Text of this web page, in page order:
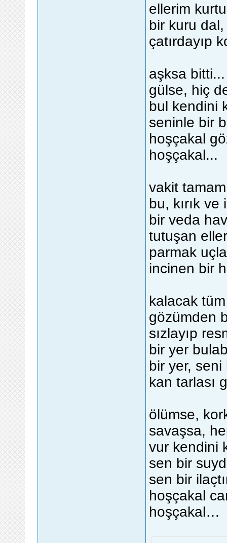
ellerim
bir kuru
çatırdayıp
aşksa bitti...
gülse, hiç
bul kendini
seninle bir
hoşçakal
hoşçakal...
vakit
bu, kırık ve
bir veda
tutuşan
parmak
incinen bir
kalacak
gözümden
sızlayıp
bir yer
bir yer, seni
kan tarlası
ölümse,
savaşsa,
vur kendini
sen bir
sen bir
hoşçakal
hoşçakal…